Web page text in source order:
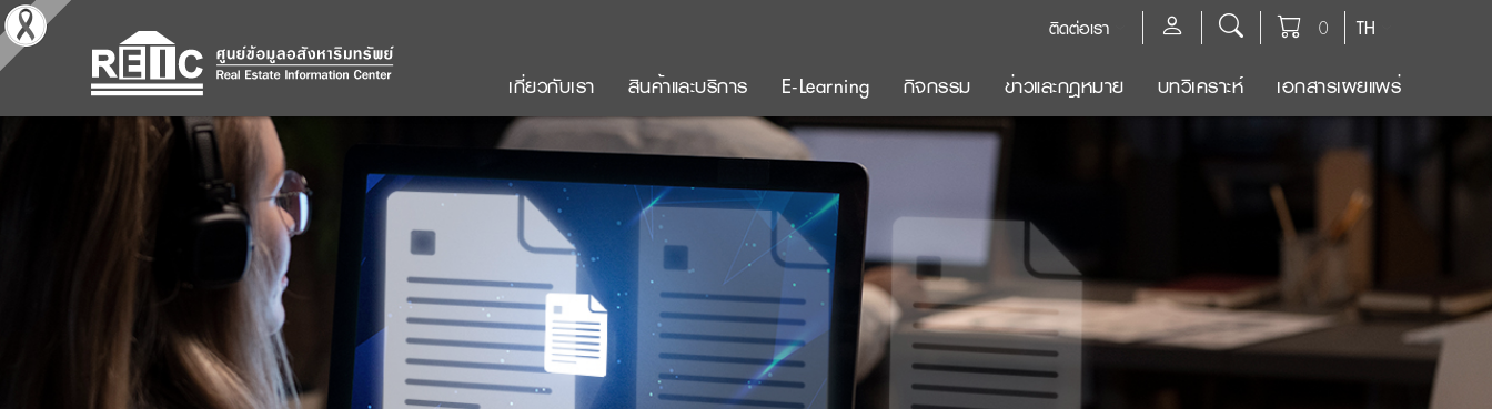
TH
0
ติดต่อเรา
เกี่ยวกับเรา สินค้าและบริการ E-Learning กิจกรรม ข่าวและกฎหมาย บทวิเคราะห์ เอกสารเผยแพร่